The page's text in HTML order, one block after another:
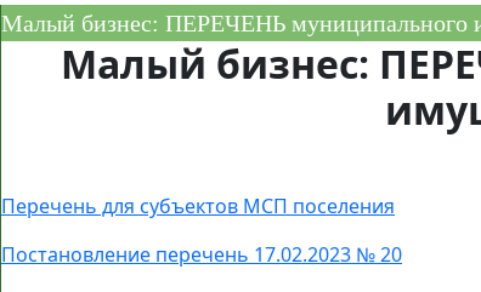
Малый бизнес: ПЕРЕЧЕНЬ муниципального
Малый бизнес:
Перечень для субъектов МСП поселения
Постановление перечень 17.02.2023 № 20